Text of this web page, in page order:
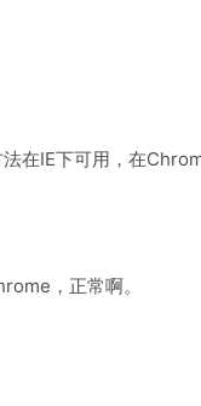
在IE下可用，在
，正常啊。